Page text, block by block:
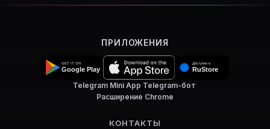
ПРИЛОЖЕНИЯ
Telegram Mini App·Telegram-бот·
Расширение Chrome
КОНТАКТЫ